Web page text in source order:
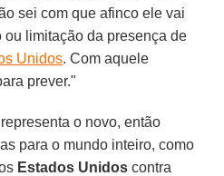
sei com que afinco ele vai
limitação da presença de
Unidos. Com aquele
prever."
representa o novo, então
para o mundo inteiro, como
Estados Unidos contra